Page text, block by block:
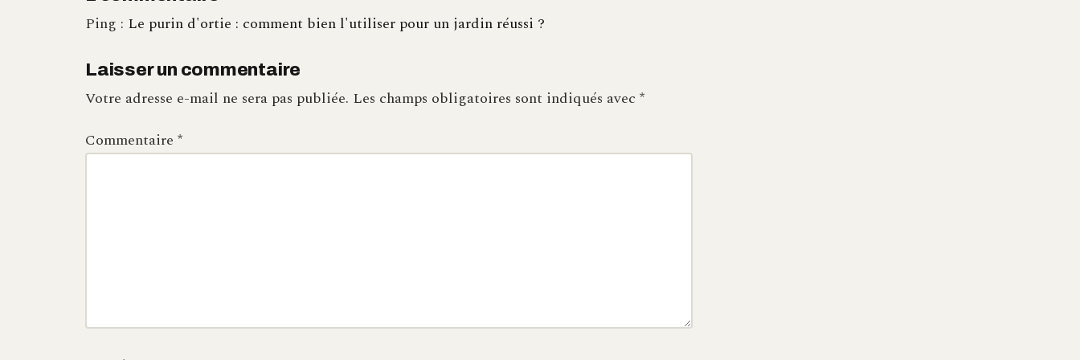
Ping : Le purin d'ortie : comment bien l'utiliser pour un jardin réussi ?
Laisser un commentaire
Votre adresse e-mail ne sera pas publiée. Les champs obligatoires sont indiqués avec *
Commentaire *